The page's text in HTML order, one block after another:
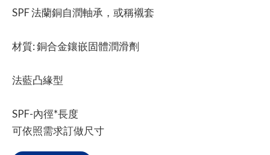
SPF 法蘭銅自潤軸承，或稱襯套
材質: 銅合金鑲嵌固體潤滑劑
法藍凸緣型
SPF-內徑*長度
可依照需求訂做尺寸